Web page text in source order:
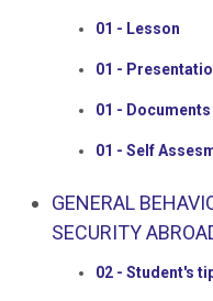
01 - Lesson
01 -
01 -
01 - Self
GENERAL
SECURITY
02 - Student's